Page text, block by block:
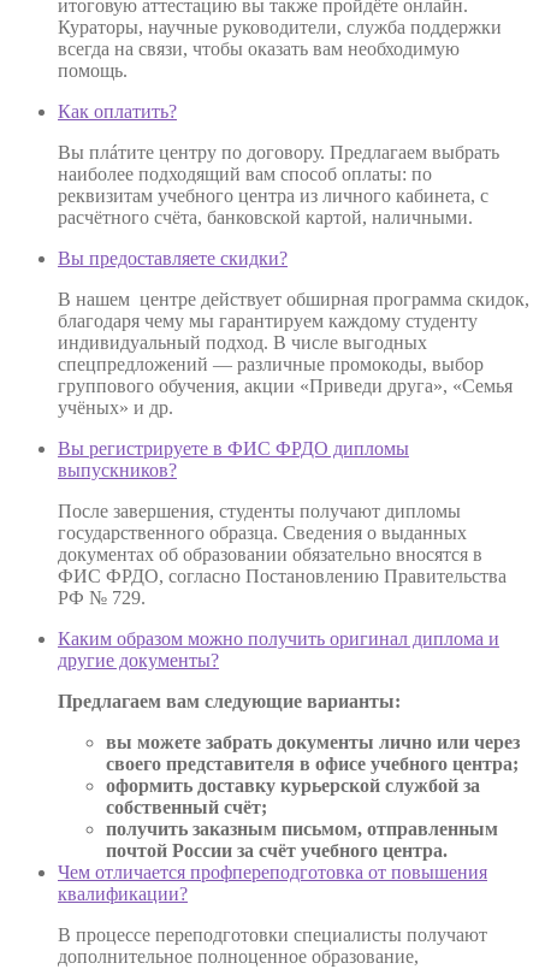
итоговую аттестацию вы также пройдёте онлайн.
Кураторы, научные руководители, служба поддержки
всегда на связи, чтобы оказать вам необходимую
помощь.
Как оплатить?
Вы плáтите центру по договору. Предлагаем выбрать
наиболее подходящий вам способ оплаты: по
реквизитам учебного центра из личного кабинета, с
расчётного счёта, банковской картой, наличными.
Вы предоставляете скидки?
В нашем центре действует обширная программа скидок,
благодаря чему мы гарантируем каждому студенту
индивидуальный подход. В числе выгодных
спецпредложений — различные промокоды, выбор
группового обучения, акции «Приведи друга», «Семья
учёных» и др.
Вы регистрируете в ФИС ФРДО дипломы
выпускников?
После завершения, студенты получают дипломы
государственного образца. Сведения о выданных
документах об образовании обязательно вносятся в
ФИС ФРДО, согласно Постановлению Правительства
РФ № 729.
Каким образом можно получить оригинал диплома и
другие документы?
Предлагаем вам следующие варианты:
вы можете забрать документы лично или через
своего представителя в офисе учебного центра;
оформить доставку курьерской службой за
собственный счёт;
получить заказным письмом, отправленным
почтой России за счёт учебного центра.
Чем отличается профпереподготовка от повышения
квалификации?
В процессе переподготовки специалисты получают
дополнительное полноценное образование,